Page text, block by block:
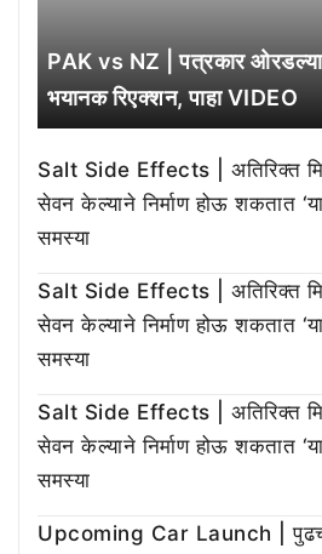
PAK vs NZ | पत्रकार
भयानक रिएक्शन, पाहा VIDEO
Salt Side Effects | अतिरिक्त
सेवन केल्याने निर्माण होऊ शकतात
समस्या
Salt Side Effects | अतिरिक्त
सेवन केल्याने निर्माण होऊ शकतात
समस्या
Salt Side Effects | अतिरिक्त
सेवन केल्याने निर्माण होऊ शकतात
समस्या
Upcoming Car Launch |